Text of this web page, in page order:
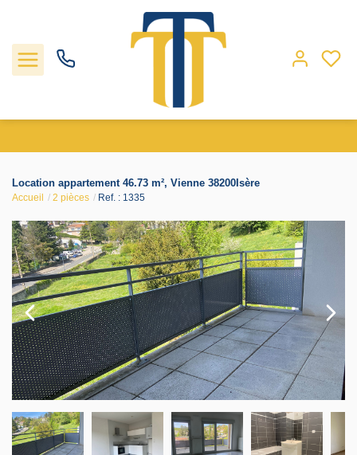
Gestion
Nos agences
Estimation
Contact
Accès clients
Location appartement 46.73 m², Vienne 38200Isère
Accueil 2 pièces Ref. : 1335